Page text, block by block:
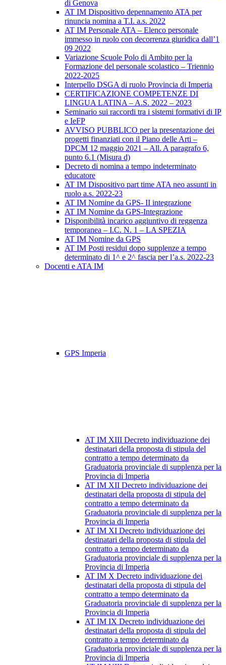
di Genova
AT IM Dispositivo depennamento ATA per
rinuncia nomina a T.I. a.s. 2022
AT IM Personale ATA – Elenco personale
immesso in ruolo con decorrenza giuridica dall’1
09 2022
Variazione Scuole Polo di Ambito per la
Formazione del personale scolastico – Triennio
2022-2025
Interpello DSGA di ruolo Provincia di Imperia
CERTIFICAZIONE COMPETENZE DI
LINGUA LATINA – A.S. 2022 – 2023
Seminario sui raccordi tra i sistemi formativi di IP
e IeFP
AVVISO PUBBLICO per la presentazione dei
progetti finanziati con il Piano delle Arti –
DPCM 12 maggio 2021 – All. A paragrafo 6,
punto 6.1 (Misura d)
Decreto di nomina a tempo indeterminato
educatore
AT IM Dispositivo part time ATA neo assunti in
ruolo a.s. 2022-23
AT IM Nomine da GPS- II integrazione
AT IM Nomine da GPS-Integrazione
Disponibilità incarico aggiuntivo di reggenza
temporanea – I.C. N. 1 – LA SPEZIA
AT IM Nomine da GPS
AT IM Posti residui dopo supplenze a tempo
determinato di 1^ e 2^ fascia per l’a.s. 2022-23
Docenti e ATA IM
GPS Imperia
AT IM XIII Decreto individuazione dei
destinatari della proposta di stipula del
contratto a tempo determinato da
Graduatoria provinciale di supplenza per la
Provincia di Imperia
AT IM XII Decreto individuazione dei
destinatari della proposta di stipula del
contratto a tempo determinato da
Graduatoria provinciale di supplenza per la
Provincia di Imperia
AT IM XI Decreto individuazione dei
destinatari della proposta di stipula del
contratto a tempo determinato da
Graduatoria provinciale di supplenza per la
Provincia di Imperia
AT IM X Decreto individuazione dei
destinatari della proposta di stipula del
contratto a tempo determinato da
Graduatoria provinciale di supplenza per la
Provincia di Imperia
AT IM IX Decreto individuazione dei
destinatari della proposta di stipula del
contratto a tempo determinato da
Graduatoria provinciale di supplenza per la
Provincia di Imperia